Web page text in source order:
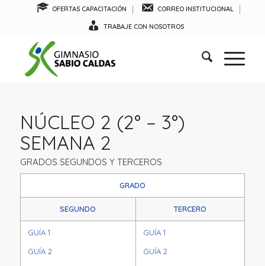
OFERTAS CAPACITACIÓN CORREO INSTITUCIONAL
TRABAJE CON NOSOTROS
NÚCLEO 2 (2° – 3°)
SEMANA 2
GRADOS SEGUNDOS Y TERCEROS
GRADO
SEGUNDO TERCERO
GUÍA 1
GUÍA 2
GUÍA 1
GUÍA 2